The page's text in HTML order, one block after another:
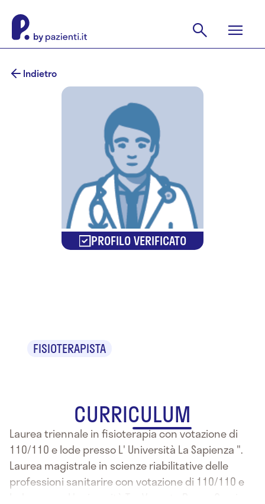
Indietro
PROFILO VERIFICATO
FISIOTERAPISTA
CURRICULUM
Laurea triennale in fisioterapia con votazione di
110/110 e lode presso L' Università La Sapienza ".
Laurea magistrale in scienze riabilitative delle
professioni sanitarire con votazione di 110/110 e